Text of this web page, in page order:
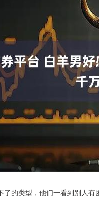
了的类型，他们一看到别人